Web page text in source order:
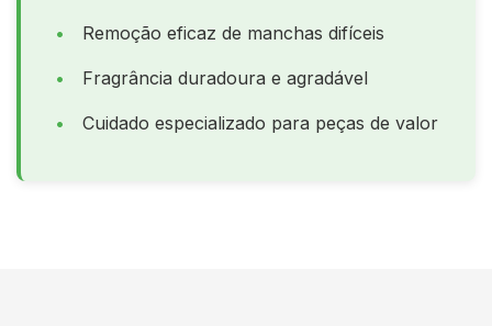
Remoção eficaz de manchas difíceis
Fragrância duradoura e agradável
Cuidado especializado para peças de valor